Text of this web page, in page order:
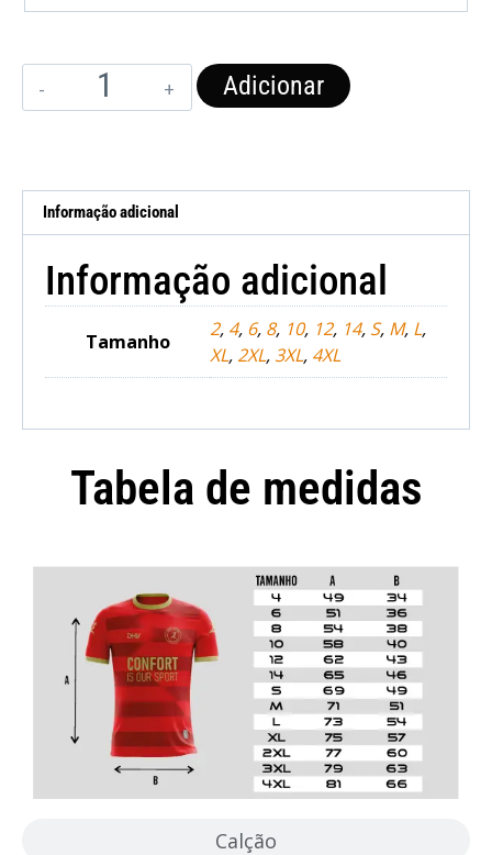
Adicionar
Informação adicional
Informação adicional
Tamanho
2, 4, 6, 8, 10, 12, 14, S, M, L,
XL, 2XL, 3XL, 4XL
Tabela de medidas
Calção